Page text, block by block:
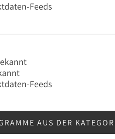
Feeds
Feeds
AUS DER